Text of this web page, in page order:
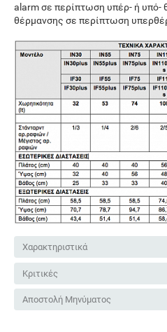
alarm σε περίπτωση υπέρ- ή υπό-
θέρμανσης σε περίπτωση
Χαρακτηριστικά
Κριτικές
Αποστολή Μηνύματος